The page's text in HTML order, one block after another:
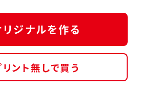
リジナルを作る
リント無しで買う